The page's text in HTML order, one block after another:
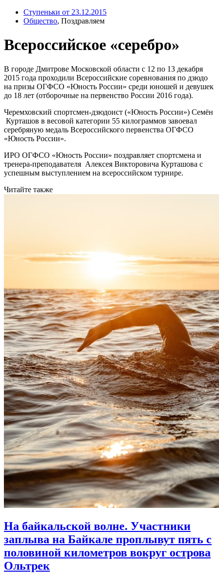
Ступеньки от 23.12.2015
Общество, Поздравляем
Всероссийское «серебро»
В городе Дмитрове Московской области с 12 по 13 декабря
2015 года проходили Всероссийские соревнования по дзюдо
на призы ОГФСО «Юность России» среди юношей и девушек
до 18 лет (отборочные на первенство России 2016 года).
Черемховский спортсмен-дзюдоист («Юность России») Семён
Курташов в весовой категории 55 килограммов завоевал
серебряную медаль Всероссийского первенства ОГФСО
«Юность России».
ИРО ОГФСО «Юность России» поздравляет спортсмена и
тренера-преподавателя Алексея Викторовича Курташова с
успешным выступлением на всероссийском турнире.
Читайте также
На байкальской волне. Участники
заплыва на Байкале проплывут пять с
половиной километров вокруг острова
Ольтрек